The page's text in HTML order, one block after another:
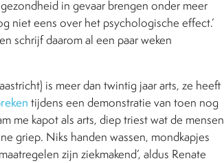
in gevaar brengen onder meer
niet eens over het psychologische effect.’
schrijf daarom al een paar weken
is meer dan twintig jaar arts, ze heeft
tijdens een demonstratie van toen nog
me kapot als arts, diep triest wat de mensen
griep. Niks handen wassen, mondkapjes
zijn ziekmakend’, aldus Renate